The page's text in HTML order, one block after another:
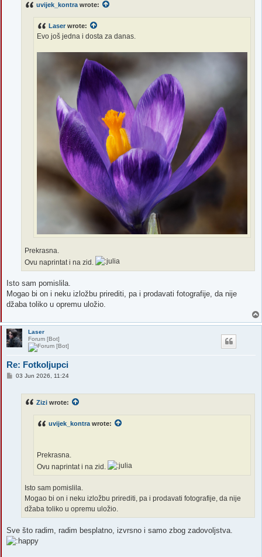
uvijek_kontra wrote:
Laserwrote:
Evo još jedna i dosta za danas.
Prekrasna.
Ovu naprintat i na zid.
Isto sam pomislila.
Mogao bi on i neku izložbu prirediti, pa i prodavati fotografije, da nije
džaba toliko u opremu uložio.
Laser
Forum [Bot]
Re: Fotkoljupci
P03 Jun 2026, 11:24
Zizi wrote:
uvijek_kontra wrote:
Prekrasna.
Ovu naprintat i na zid.
Isto sam pomislila.
Mogao bi on i neku izložbu prirediti, pa i prodavati fotografije, da nije
džaba toliko u opremu uložio.
Sve što radim, radim besplatno, izvrsno i samo zbog zadovoljstva.